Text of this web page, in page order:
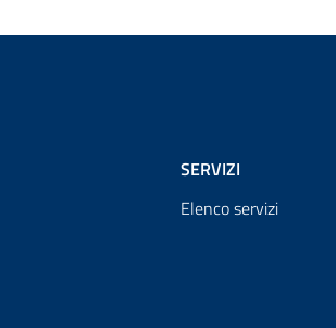
SERVIZI
Elenco servizi